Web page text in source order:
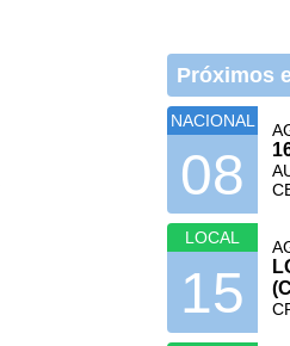
Próximos
NACIONAL
08
LOCAL
15